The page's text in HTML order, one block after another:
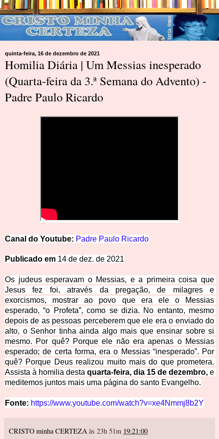
quinta-feira, 16 de dezembro de 2021
Homilia Diária | Um Messias inesperado
(Quarta-feira da 3.ª Semana do Advento) -
Padre Paulo Ricardo
Canal do Youtu be: Padre Paulo Ricardo
Publicado em 14 de dez. de 2021
Os judeus esperavam o Messias, e a primeira coisa que
Jesus fez foi, através da pregação, de milagres e
exorcismos, mostrar ao povo que era ele o Messias
esperado, “o Profeta”, como se dizia. No entanto, mesmo
depois de as pessoas perceberem que ele era o enviado do
alto, o Senhor tinha ainda algo mais que ensinar sobre si
mesmo. Por quê? Porque ele não era apenas o Messias
esperado; de certa forma, era o Messias “inesperado”. Por
quê? Porque Deus realizou muito mais do que prometera.
Assista à homilia desta quarta-feira, dia 15 de dezembro, e
meditemos juntos mais uma página do santo Evangelho.
Fonte: https://www.youtube.com/watch?v=xe4Nmmj8b2Y
CRISTO minha CERTEZA às 23h 51m 19:21:00